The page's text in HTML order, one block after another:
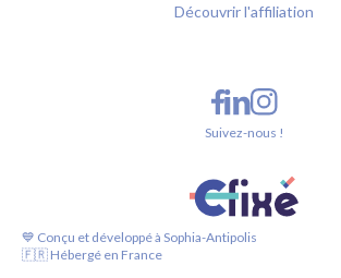
Découvrir l'affiliation
💙 Conçu et développé à Sophia-Antipolis
🇫🇷 Hébergé en France
Suivez-nous !